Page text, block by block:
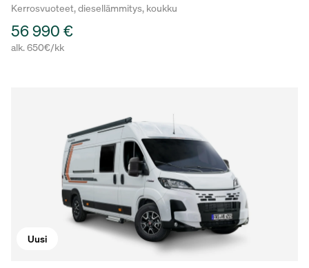
Kerrosvuoteet, diesellämmitys, koukku
56 990 €
alk. 650€/kk
Uusi